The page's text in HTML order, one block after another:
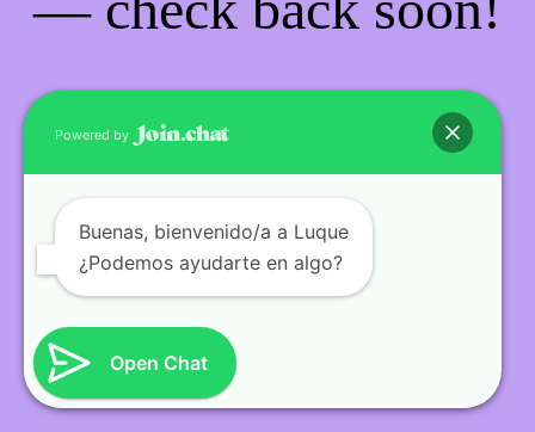
Powered by
Buenas, bienvenido/a a Luque
¿Podemos ayudarte en algo?
Open Chat